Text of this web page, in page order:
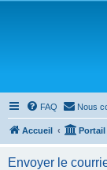
FAQ Nous
Accueil Portail
Envoyer le